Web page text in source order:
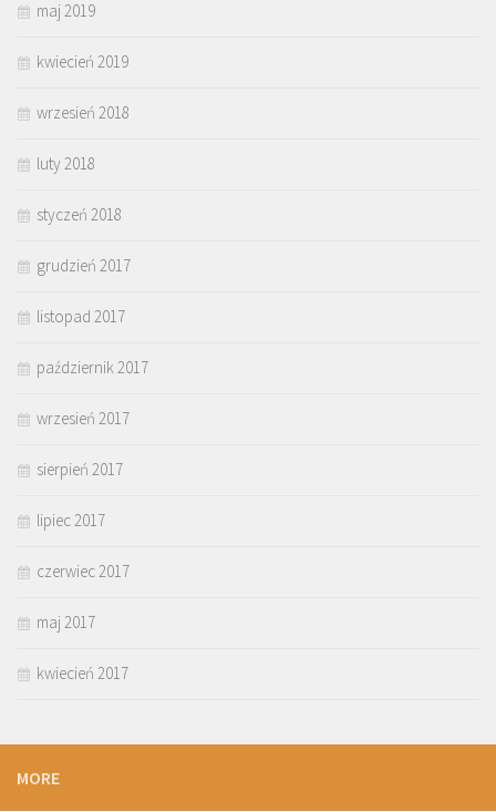
maj 2019
kwiecień 2019
wrzesień 2018
luty 2018
styczeń 2018
grudzień 2017
listopad 2017
październik 2017
wrzesień 2017
sierpień 2017
lipiec 2017
czerwiec 2017
maj 2017
kwiecień 2017
MORE